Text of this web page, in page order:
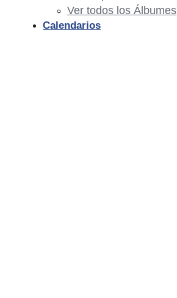
Ver todos los Álbumes
Calendarios